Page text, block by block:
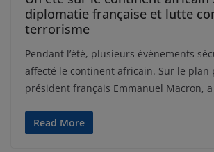
diplomatie française et lutte
terrorisme
Pendant l’été, plusieurs évènements
affecté le continent africain. Sur le plan
président français Emmanuel Macron, a
Read More